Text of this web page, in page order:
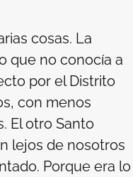
cosas. La
que no conocía a
por el Distrito
con menos
El otro Santo
lejos de nosotros
Porque era lo